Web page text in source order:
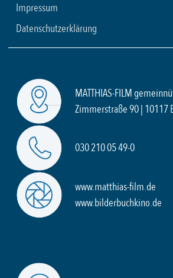
Impressum
Datenschutzerklärung
MATTHIAS-FILM
Zimmerstraße 90 | 10117
030 210 05 49-0
www.matthias-film.de
www.bilderbuchkino.de